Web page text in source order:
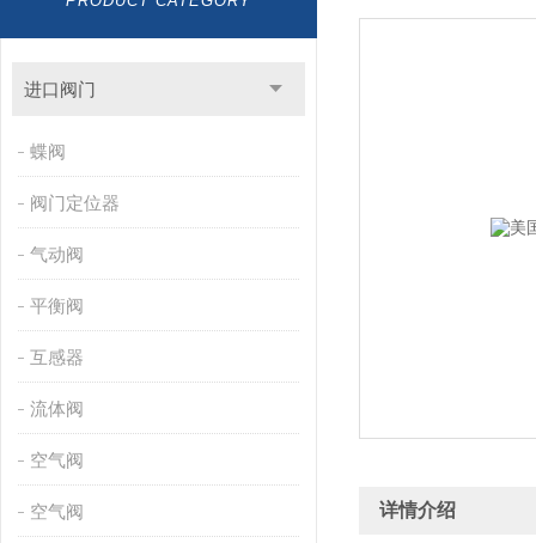
进口阀门
蝶阀
阀门定位器
气动阀
平衡阀
互感器
流体阀
空气阀
空气阀 详情介绍